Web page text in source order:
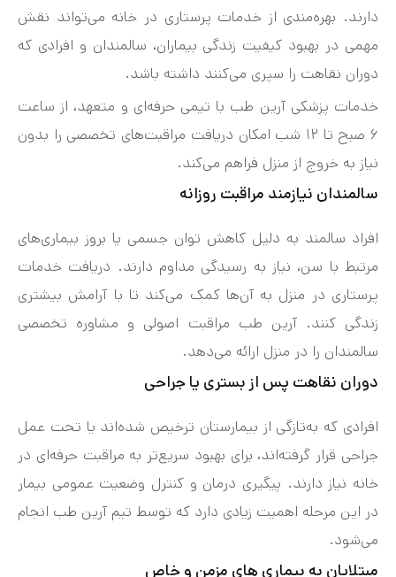
دارند. بهره‌مندی از خدمات پرستاری در خانه می‌تواند نقش
مهمی در بهبود کیفیت زندگی بیماران، سالمندان و افرادی که
دوران نقاهت را سپری می‌کنند داشته باشد.
خدمات پزشکی آرین طب با تیمی حرفه‌ای و متعهد، از ساعت
۶ صبح تا ۱۲ شب امکان دریافت مراقبت‌های تخصصی را بدون
نیاز به خروج از منزل فراهم می‌کند.
سالمندان نیازمند مراقبت روزانه
افراد سالمند به دلیل کاهش توان جسمی یا بروز بیماری‌های
مرتبط با سن، نیاز به رسیدگی مداوم دارند. دریافت خدمات
پرستاری در منزل به آن‌ها کمک می‌کند تا با آرامش بیشتری
زندگی کنند. آرین طب مراقبت اصولی و مشاوره تخصصی
سالمندان را در منزل ارائه می‌دهد.
دوران نقاهت پس از بستری یا جراحی
افرادی که به‌تازگی از بیمارستان ترخیص شده‌اند یا تحت عمل
جراحی قرار گرفته‌اند، برای بهبود سریع‌تر به مراقبت حرفه‌ای در
خانه نیاز دارند. پیگیری درمان و کنترل وضعیت عمومی بیمار
در این مرحله اهمیت زیادی دارد که توسط تیم آرین طب انجام
می‌شود.
مبتلایان به بیماری‌ های مزمن و خاص